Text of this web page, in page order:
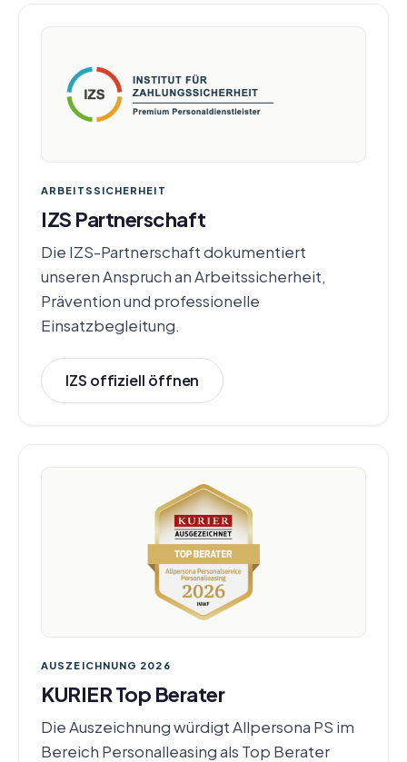
ARBEITSSICHERHEIT
IZS Partnerschaft
Die IZS-Partnerschaft dokumentiert
unseren Anspruch an Arbeitssicherheit,
Prävention und professionelle
Einsatzbegleitung.
IZS offiziell öffnen
AUSZEICHNUNG 2026
KURIER Top Berater
Die Auszeichnung würdigt Allpersona PS im
Bereich Personalleasing als Top Berater